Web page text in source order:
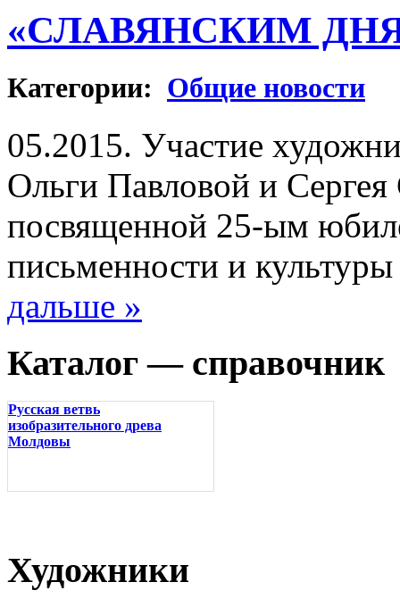
«СЛАВЯНСКИМ
Категории: Общие новости
05.2015. Участие
Ольги Павловой и Сергея
посвященной 25-ым
письменности и
дальше »
Каталог — справочник
Русская ветвь
изобразительного древа
Молдовы
Художники